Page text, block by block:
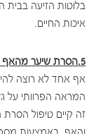
בלוטות הזיעה
איכות החיים.
5.הסרת שיער מהאף והאוזניים – תגידו שלום לשיערות מיותרות
אף אחד לא רוצה
המראה הפרוותי על
זה קיים טיפול הסרת